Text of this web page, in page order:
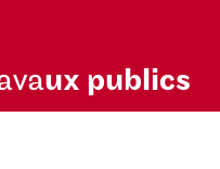
ux publics